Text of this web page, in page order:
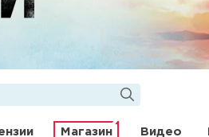
Магазин Видео